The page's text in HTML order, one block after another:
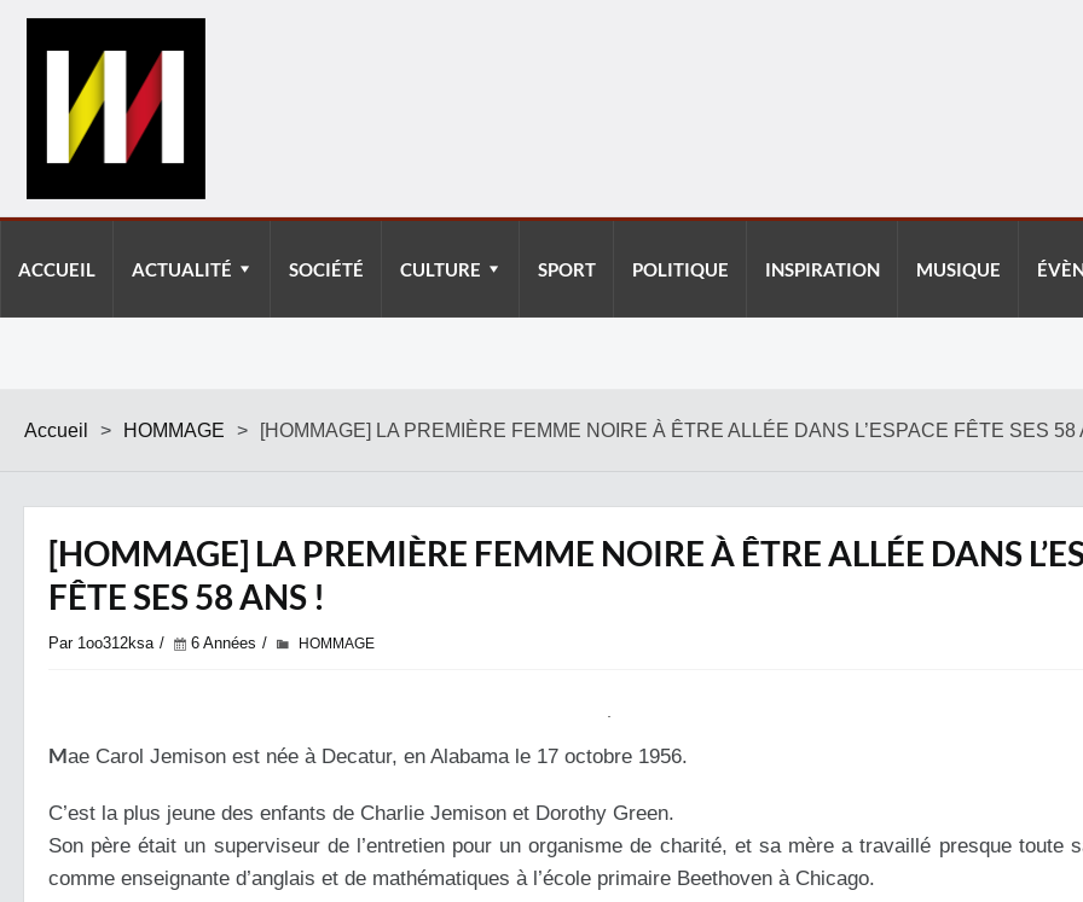
ACCUEIL ACTUALITÉ SOCIÉTÉ CULTURE SPORT POLITIQUE INSPIRATION MUSIQUE
Accueil > HOMMAGE > [HOMMAGE] LA PREMIÈRE FEMME NOIRE À ÊTRE ALLÉE DANS L’ESPACE FÊTE SES 58
[HOMMAGE] LA PREMIÈRE FEMME NOIRE À ÊTRE ALLÉE DANS
FÊTE SES 58 ANS !
Par 1oo312ksa 6 Années HOMMAGE
Mae Carol Jemison est née à Decatur, en Alabama le 17 octobre 1956.
C’est la plus jeune des enfants de Charlie Jemison et Dorothy Green.
Son père était un superviseur de l’entretien pour un organisme de charité, et sa mère a travaillé presque toute
comme enseignante d’anglais et de mathématiques à l’école primaire Beethoven à Chicago.